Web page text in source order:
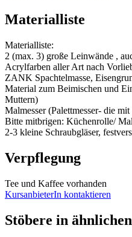
Materialliste
Materialliste:
2 (max. 3) große Leinwände ,
Acrylfarben aller Art nach
ZANK Spachtelmasse,
Material zum Beimischen und
Muttern)
Malmesser (Palettmesser- die
Bitte mitbrigen: Küchenrolle/
2-3 kleine Schraubgläser,
Verpflegung
Tee und Kaffee vorhanden
KursanbieterIn kontaktieren
Stöbere in